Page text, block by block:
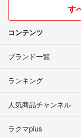
す
コンテンツ
ブランド一覧
ランキング
人気商品チャンネル
ラクマplus